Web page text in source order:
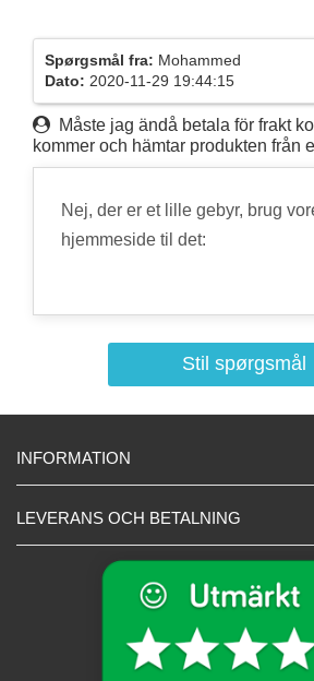
Spørgsmål fra: Mohammed
Dato: 2020-11-29 19:44:15
Måste jag ändå betala för frakt
kommer och hämtar produkten från
Nej, der er et lille gebyr, brug
hjemmeside til det:
Stil spørgsmål
INFORMATION
LEVERANS OCH BETALNING